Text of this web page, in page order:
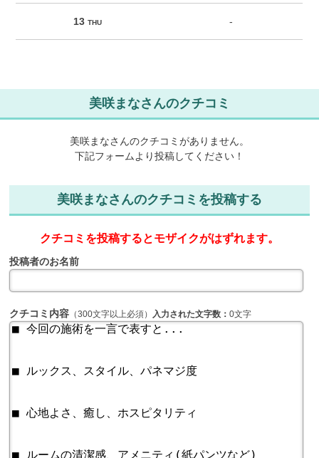
13 THU -
美咲まなさんのクチコミ
美咲まなさんのクチコミがありません。
下記フォームより投稿してください！
美咲まなさんのクチコミを投稿する
クチコミを投稿するとモザイクがはずれます。
投稿者のお名前
クチコミ内容 （300文字以上必須） 入力された文字数：0文字